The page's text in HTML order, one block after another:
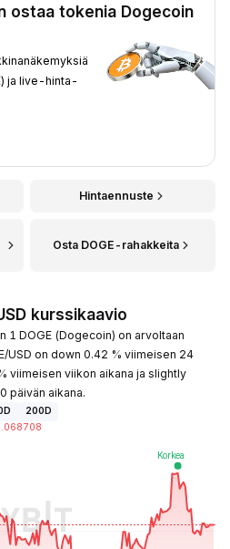
ostaa tokenia Dogecoin
ja live-hinta-
Hintaennuste
Osta DOGE-rahakkeita
kurssikaavio
1 DOGE (Dogecoin) on arvoltaan
USD on down 0.42 % viimeisen 24
viimeisen viikon aikana ja slightly
päivän aikana.
200D